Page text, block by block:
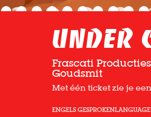
Under
Frascati
Goudsmit
Met één ticket zie je
ENGELS GESPROKEN